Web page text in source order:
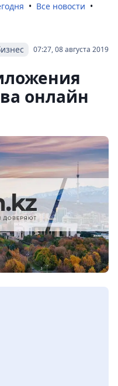
Все новости
07:27, 08 августа 2019
онлайн